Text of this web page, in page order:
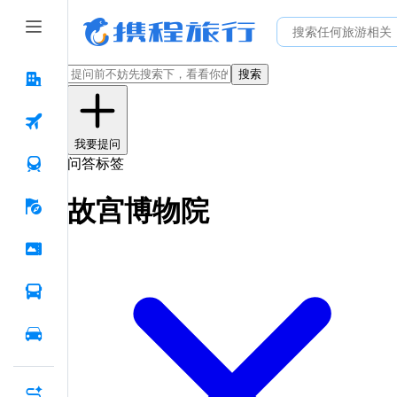
搜索
我要提问
问答标签
故宫博物院